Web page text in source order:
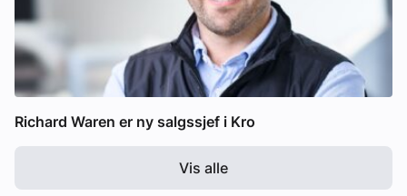
Richard Waren er ny salgssjef i Kro
Vis alle